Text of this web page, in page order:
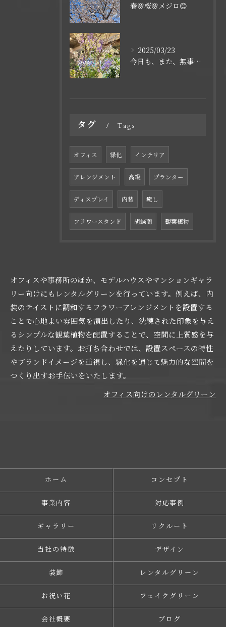
春🌸桜🌸メジロ😊
2025/03/23
今日も、また、無事に終わりました🌸
タグ Tags
オフィス 緑化 インテリア
アレンジメント 高級 プランター
ディスプレイ 内装 癒し
フラワースタンド 胡蝶蘭 観葉植物
オフィスや事務所のほか、モデルハウスやマンションギャラ
リー向けにもレンタルグリーンを行っています。例えば、内
装のテイストに調和するフラワーアレンジメントを設置する
ことで心地よい雰囲気を演出したり、洗練された印象を与え
るシンプルな観葉植物を配置することで、空間に上質感を与
えたりしています。お打ち合わせでは、設置スペースの特性
やブランドイメージを重視し、緑化を通じて魅力的な空間を
つくり出すお手伝いをいたします。
オフィス向けのレンタルグリーン
ホーム コンセプト
事業内容 対応事例
ギャラリー リクルート
当社の特徴 デザイン
装飾 レンタルグリーン
お祝い花 フェイクグリーン
会社概要 ブログ